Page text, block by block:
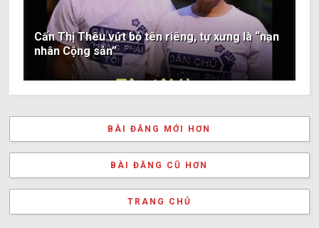
Cấn Thị Thêu vứt bỏ tên riêng, tự xưng là “nạn
nhân Cộng sản”
BÀI ĐĂNG MỚI HƠN
BÀI ĐĂNG CŨ HƠN
TRANG CHỦ